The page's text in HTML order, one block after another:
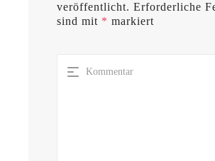
veröffentlicht. Erforderliche
sind mit * markiert